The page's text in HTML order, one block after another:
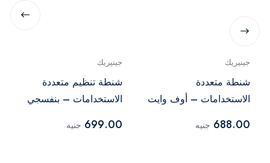
جينيريك
شنطة متعددة
الاستخدامات – أوف وايت
688.00 جنيه
جينيريك
شنطة تنظيم متعددة
الاستخدامات – بنفسجي
699.00 جنيه